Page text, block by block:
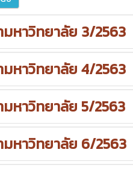
หาวิทยาลัย 3/2563
หาวิทยาลัย 4/2563
หาวิทยาลัย 5/2563
หาวิทยาลัย 6/2563